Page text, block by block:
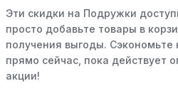
Эти скидки на Подружки
просто добавьте товары в
получения выгоды. Сэкономьте
прямо сейчас, пока действует
акции!